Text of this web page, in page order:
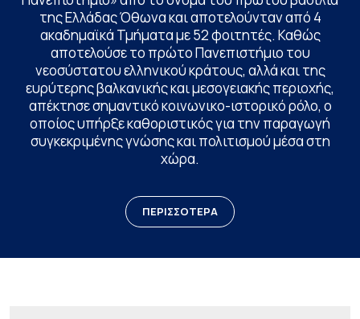
της Ελλάδας Όθωνα και αποτελούνταν από 4
ακαδημαϊκά Τμήματα με 52 φοιτητές. Καθώς
αποτελούσε το πρώτο Πανεπιστήμιο του
νεοσύστατου ελληνικού κράτους, αλλά και της
ευρύτερης βαλκανικής και μεσογειακής περιοχής,
απέκτησε σημαντικό κοινωνικο-ιστορικό ρόλο, ο
οποίος υπήρξε καθοριστικός για την παραγωγή
συγκεκριμένης γνώσης και πολιτισμού μέσα στη
χώρα.
ΠΕΡΙΣΣΟΤΕΡΑ